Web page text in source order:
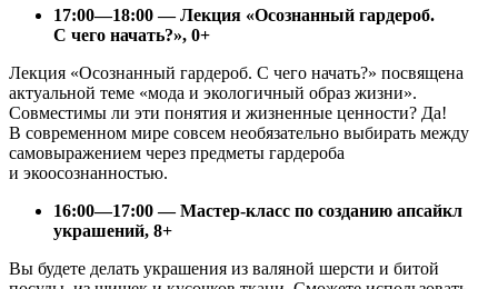
17:00—18:00 — Лекция «Осознанный гардероб.
С чего начать?», 0+
Лекция «Осознанный гардероб. С чего начать?» посвящена
актуальной теме «мода и экологичный образ жизни».
Совместимы ли эти понятия и жизненные ценности? Да!
В современном мире совсем необязательно выбирать между
самовыражением через предметы гардероба
и экоосознанностью.
16:00—17:00 — Мастер-класс по созданию апсайкл
украшений, 8+
Вы будете делать украшения из валяной шерсти и битой